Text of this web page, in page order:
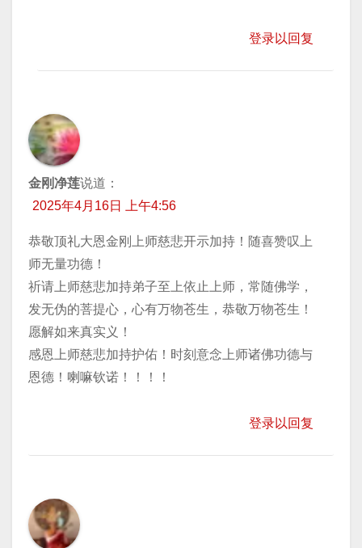
登录以回复
金刚净莲说道：
2025年4月16日 上午4:56
恭敬顶礼大恩金刚上师慈悲开示加持！随喜赞叹上
师无量功德！
祈请上师慈悲加持弟子至上依止上师，常随佛学，
发无伪的菩提心，心有万物苍生，恭敬万物苍生！
愿解如来真实义！
感恩上师慈悲加持护佑！时刻意念上师诸佛功德与
恩德！喇嘛钦诺！！！！
登录以回复